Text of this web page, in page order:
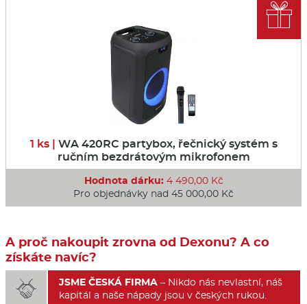
1 ks | WA 420RC partybox, řečnický systém s
ručním bezdrátovým mikrofonem
Hodnota dárku:4 490,00 Kč
Pro objednávky nad 45 000,00 Kč

A proč nakoupit zrovna od Dexonu? A co
získáte navíc?
 JSME ČESKÁ FIRMA – Nikdo nás nevlastní, náš
kapitál a naše nápady jsou v českých rukou.